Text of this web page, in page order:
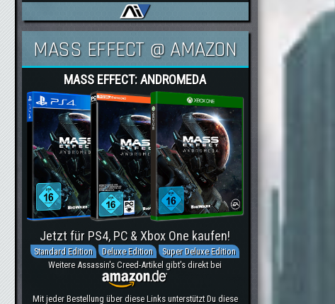
MASS EFFECT @ AMAZON
MASS EFFECT: ANDROMEDA
Jetzt für PS4, PC & Xbox One kaufen!
Standard Edition Deluxe Edition
Super Deluxe Edition
Weitere Assassin's Creed-Artikel gibt's direkt bei
Mit jeder Bestellung über diese Links unterstützt Du diese